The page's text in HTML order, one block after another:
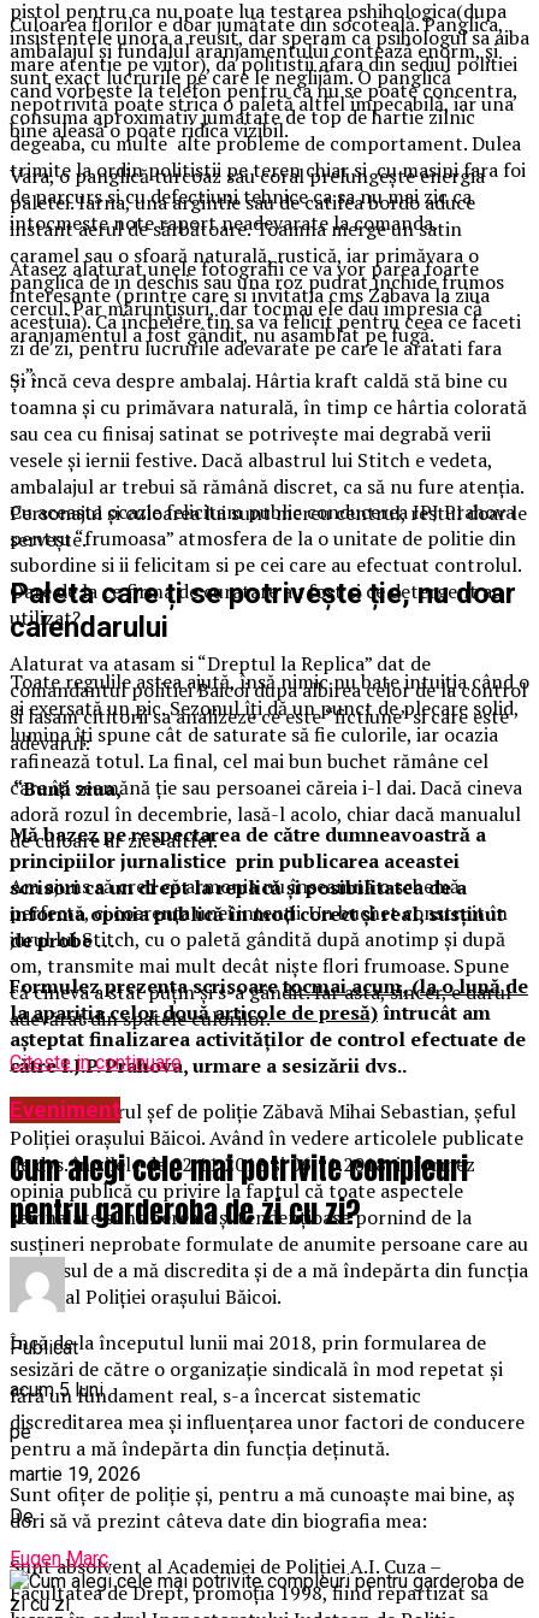
pistol pentru ca nu poate lua testarea pshihologica(dupa
insistentele unora a reusit, dar speram ca psihologul sa aiba
mare atentie pe viitor), da politistii afara din sediul politiei
cand vorbeste la telefon pentru ca nu se poate concentra,
consuma aproximativ jumatate de top de hartie zilnic
degeaba, cu multe alte probleme de comportament. Dulea
trimite la ordin politistii pe teren chiar si cu masini fara foi
de parcurs si cu defectiuni tehnice ca sa nu mai zic ca
intocmeste note raport neadevarate la comanda.
Atasez alaturat unele fotografii ce va vor parea foarte
interesante (printre care si invitatia cms Zabava la ziua
acestuia). Ca incheiere tin sa va felicit pentru ceea ce faceti
zi de zi, pentru lucrurile adevarate pe care le aratati fara
…”.
Cu aceasta ocazie felicitam public conducerea IPJ Prahova
pentru “frumoasa” atmosfera de la o unitate de politie din
subordine si ii felicitam si pe cei care au efectuat controlul.
Oare de la ce firma de curatare au fost si ce detergent au
utilizat?
Alaturat va atasam si “Dreptul la Replica” dat de
comandantul politiei Baicoi dupa albirea celor de la control
si lasam cititorii sa analizeze ce este “fictiune” si care este
adevarul:
“Bună ziua,
Mă bazez pe respectarea de către dumneavoastră a
principiilor jurnalistice prin publicarea aceastei
scrisori ca un drept la replică și posibilitatea de a
informa opinia publică în mod corect și real, susținut
de probe …
Formulez prezenta scrisoaretocmai acum, (la o lună de
la apariția celor două articole de presă) întrucât am
așteptat finalizarea activităților de control efectuate de
către I.J.P. Prahova, urmare a sesizării dvs..
Sunt comisarul șef de poliție Zăbavă Mihai Sebastian, șeful
Poliției orașului Băicoi. Având în vedere articolele publicate
de dvs. în zilele de 02.11.2018 și 06.11.2018, informez
opinia publică cu privire la faptul că toate aspectele
semnalate sunt nereale și tendențioase pornind de la
susțineri neprobate formulate de anumite persoane care au
interesul de a mă discredita și de a mă îndepărta din funcția
de șef al Poliției orașului Băicoi.
Încă de la începutul lunii mai 2018, prin formularea de
sesizări de către o organizație sindicală în mod repetat și
fără un fundament real, s-a încercat sistematic
discreditarea mea și influențarea unor factori de conducere
pentru a mă îndepărta din funcția deținută.
Sunt ofițer de poliție și, pentru a mă cunoaște mai bine, aș
dori să vă prezint câteva date din biografia mea:
Sunt absolvent al Academiei de Poliției A.I. Cuza –
Facultatea de Drept, promoția 1998, fiind repartizat să
Culoarea florilor e doar jumătate din socoteală. Panglica,
ambalajul și fundalul aranjamentului contează enorm, și
sunt exact lucrurile pe care le neglijăm. O panglică
nepotrivită poate strica o paletă altfel impecabilă, iar una
bine aleasă o poate ridica vizibil.
Vara, o panglică turcoaz sau coral prelungește energia
paletei. Iarna, una argintie sau de catifea bordo aduce
instant aerul de sărbătoare. Toamna merge un satin
caramel sau o sfoară naturală, rustică, iar primăvara o
panglică de in deschis sau una roz pudrat închide frumos
cercul. Par mărunțișuri, dar tocmai ele dau impresia că
aranjamentul a fost gândit, nu asamblat pe fugă.
Și încă ceva despre ambalaj. Hârtia kraft caldă stă bine cu
toamna și cu primăvara naturală, în timp ce hârtia colorată
sau cea cu finisaj satinat se potrivește mai degrabă verii
vesele și iernii festive. Dacă albastrul lui Stitch e vedeta,
ambalajul ar trebui să rămână discret, ca să nu fure atenția.
Personajul și culoarea lui sunt mereu centrul, restul doar le
servește.
Paleta care ți se potrivește ție, nu doar
calendarului
Toate regulile astea ajută, însă nimic nu bate intuiția când o
ai exersată un pic. Sezonul îți dă un punct de plecare solid,
lumina îți spune cât de saturate să fie culorile, iar ocazia
rafinează totul. La final, cel mai bun buchet rămâne cel
care îți seamănă ție sau persoanei căreia i-l dai. Dacă cineva
adoră rozul în decembrie, lasă-l acolo, chiar dacă manualul
de culoare ar zice altfel.
Am ajuns să cred că armonia nu înseamnă o schemă
perfectă, ci coerența unei intenții. Un buchet construit în
jurul lui Stitch, cu o paletă gândită după anotimp și după
om, transmite mai mult decât niște flori frumoase. Spune
că cineva a stat puțin și s-a gândit. Iar asta, sincer, e darul
adevărat din spatele culorilor.
Citeste in continuare
Eveniment
Cum alegi cele mai potrivite compleuri
pentru garderoba de zi cu zi?
Publicat
acum 5 luni
pe
martie 19, 2026
De
Eugen Marc